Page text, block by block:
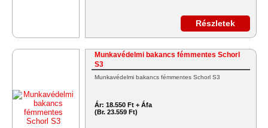
Részletek
Munkavédelmi bakancs fémmentes Schorl
S3
Munkavédelmi bakancs fémmentes Schorl S3
Ár: 18.550 Ft + Áfa
(Br. 23.559 Ft)